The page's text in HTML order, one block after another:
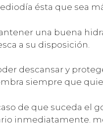
ésta que sea
una buena
a su disposición.
descansar y
siempre que
de que suceda el
inmediatamente.